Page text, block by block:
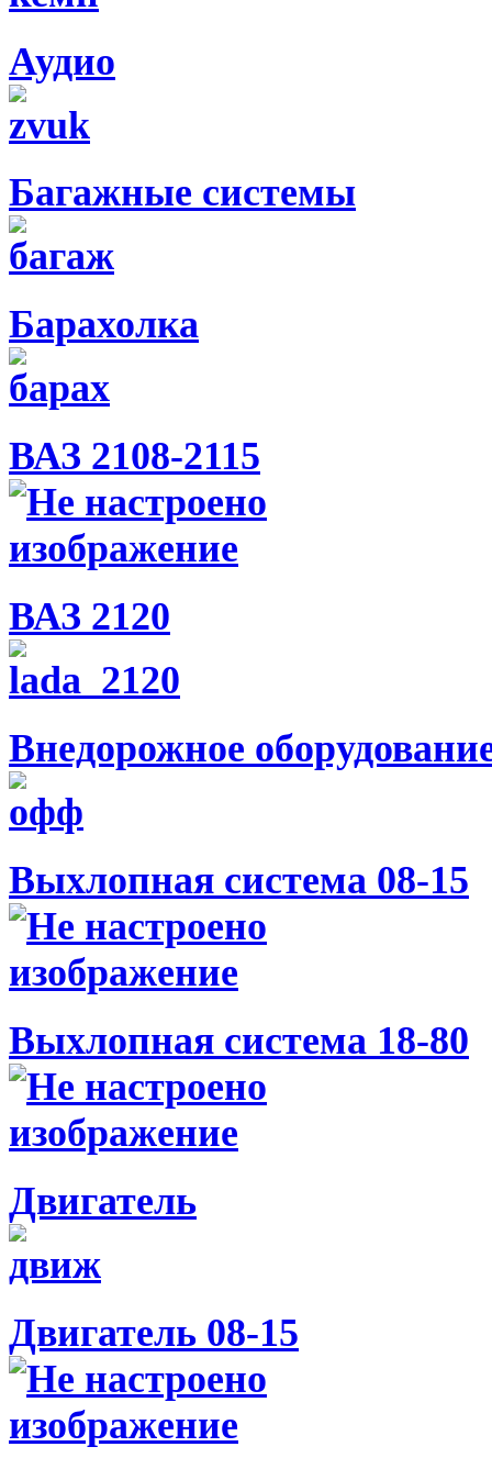
Аудио
Багажные системы
Барахолка
ВАЗ 2108-2115
ВАЗ 2120
Внедорожное
Выхлопная система 08-15
Выхлопная система 18-80
Двигатель
Двигатель 08-15